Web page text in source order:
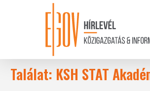
Találat: KSH STAT